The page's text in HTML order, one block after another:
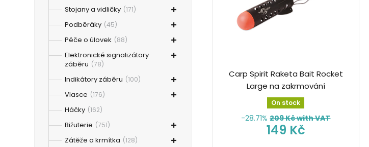
Stojany a vidličky (171)
Podběráky (45)
Péče o úlovek (88)
Elektronické signalizátory
záběru (78)
Indikátory záběru (100)
Vlasce (176)
Háčky (162)
Bižuterie (751)
Zátěže a krmítka (128)
Carp Spirit Raketa Bait Rocket
Large na zakrmování
On stock
-28.71% 209Kč with VAT
149 Kč